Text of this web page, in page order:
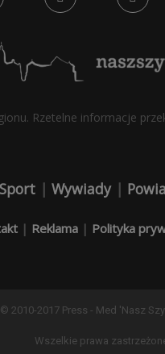
Rzetelne informacje
Sport | Wywiady|
| Reklama | Polityka
© 2010-2017 Press - Med 'Nasz
Wszelkie prawa